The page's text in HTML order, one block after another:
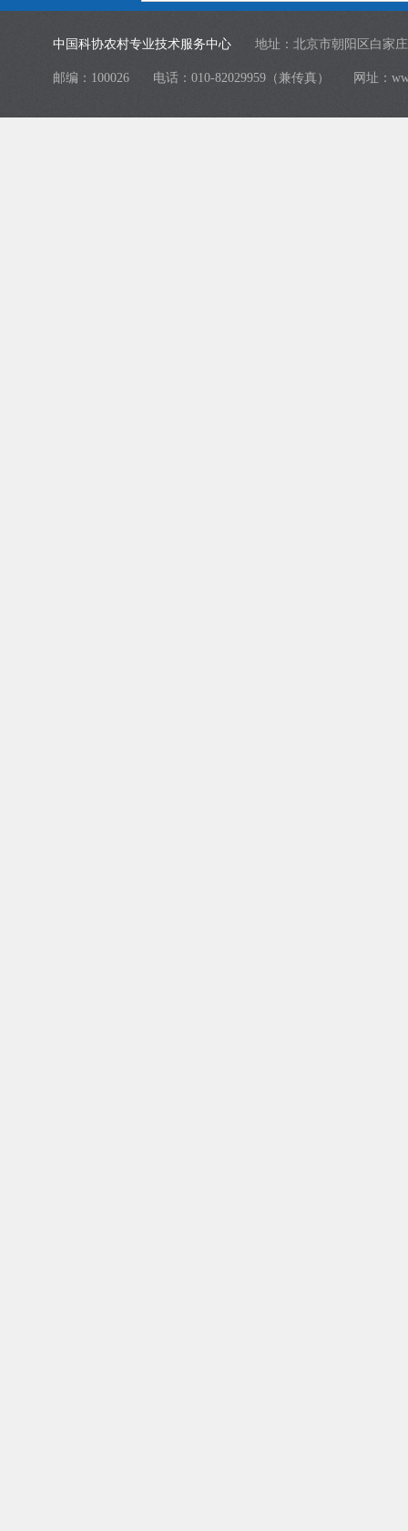
中国科协农村专业技术服务中心 地址：北京市朝阳区白家
邮编：100026 电话：010-82029959（兼传真） 网址：